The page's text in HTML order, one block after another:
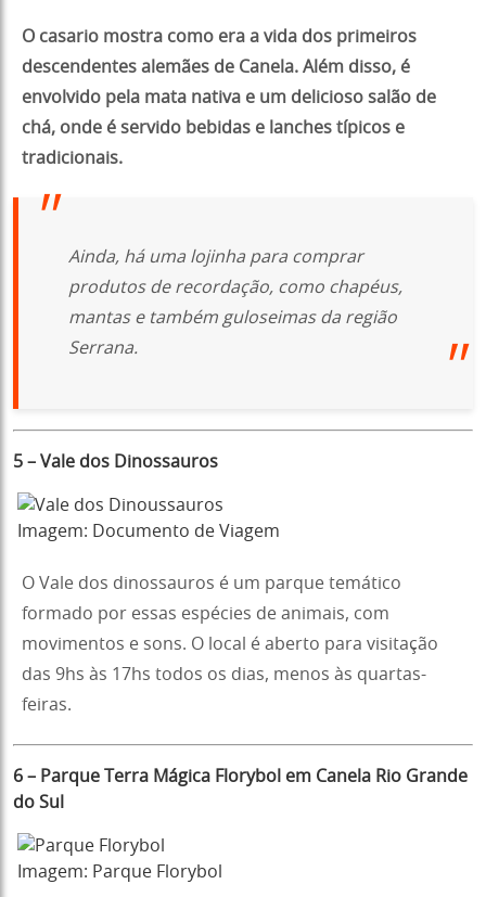
O casario mostra como era a vida dos primeiros
descendentes alemães de Canela. Além disso, é
envolvido pela mata nativa e um delicioso salão de
chá, onde é servido bebidas e lanches típicos e
tradicionais.
Ainda, há uma lojinha para comprar
produtos de recordação, como chapéus,
mantas e também guloseimas da região
Serrana.
5 – Vale dos Dinossauros
Imagem: Documento de Viagem
O Vale dos dinossauros é um parque temático
formado por essas espécies de animais, com
movimentos e sons. O local é aberto para visitação
das 9hs às 17hs todos os dias, menos às quartas-
feiras.
6 – Parque Terra Mágica Florybol em Canela Rio Grande
do Sul
Imagem: Parque Florybol